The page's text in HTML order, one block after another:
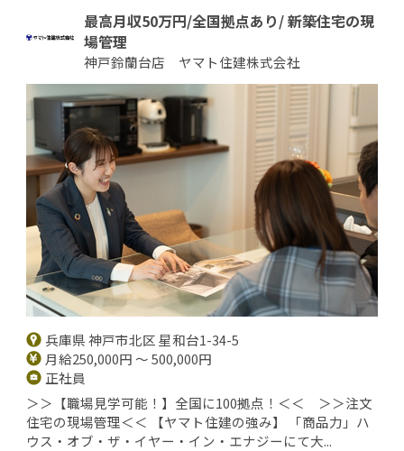
最高月収50万円/全国拠点あり/ 新築住宅の現
場管理
神戸鈴蘭台店 ヤマト住建株式会社
兵庫県 神戸市北区 星和台1-34-5
月給250,000円 ～ 500,000円
正社員
＞＞【職場見学可能！】全国に100拠点！＜＜ ＞＞注文
住宅の現場管理＜＜ 【ヤマト住建の強み】 「商品力」ハ
ウス・オブ・ザ・イヤー・イン・エナジーにて大...